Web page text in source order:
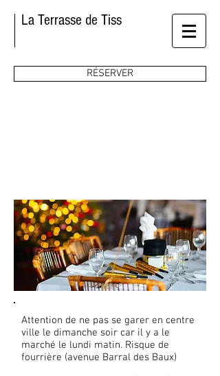
La Terrasse de Tiss
RÉSERVER
Attention de ne pas se garer en centre
ville le dimanche soir car il y a le
marché le lundi matin. Risque de
fourrière (avenue Barral des Baux)